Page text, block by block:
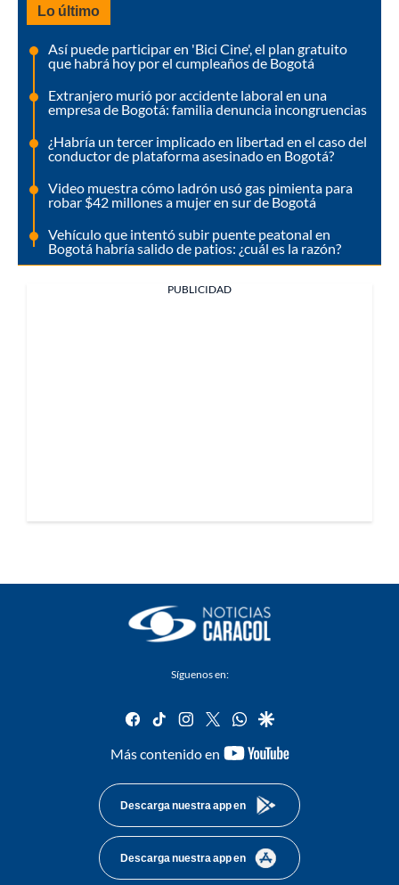
Lo último
Así puede participar en 'Bici Cine', el plan gratuito
que habrá hoy por el cumpleaños de Bogotá
Extranjero murió por accidente laboral en una
empresa de Bogotá: familia denuncia incongruencias
¿Habría un tercer implicado en libertad en el caso del
conductor de plataforma asesinado en Bogotá?
Video muestra cómo ladrón usó gas pimienta para
robar $42 millones a mujer en sur de Bogotá
Vehículo que intentó subir puente peatonal en
Bogotá habría salido de patios: ¿cuál es la razón?
PUBLICIDAD
Síguenos en:
facebook
tiktok instagram
twitterwhatsapp
google
Más contenido en
youtube-
Descarga nuestra app en
Descarga nuestra app en